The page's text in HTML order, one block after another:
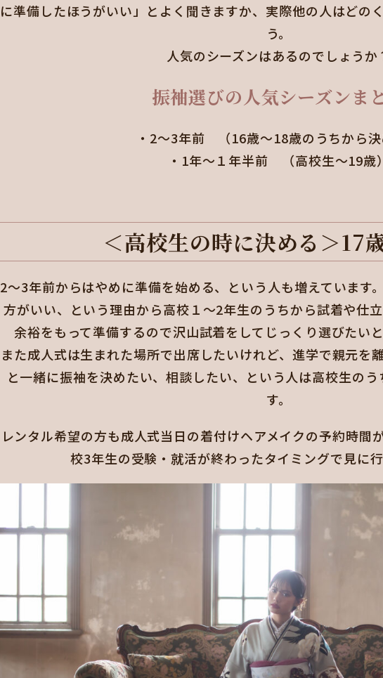
に準備したほうがいい」とよく聞きますか、実際他の人はどの
う。
人気のシーズンはあるのでしょうか
振袖選びの人気シーズンま
・2～3年前 （16歳～18歳のうちから決
・1年～１年半前 （高校生～19歳）
＜高校生の時に決める＞17
2～3年前からはやめに準備を始める、という人も増えています
方がいい、という理由から高校１～2年生のうちから試着や仕
余裕をもって準備するので沢山試着をしてじっくり選びたい
また成人式は生まれた場所で出席したいけれど、進学で親元を
と一緒に振袖を決めたい、相談したい、という人は高校生の
す。
レンタル希望の方も成人式当日の着付けヘアメイクの予約時間
校3年生の受験・就活が終わったタイミングで見に行